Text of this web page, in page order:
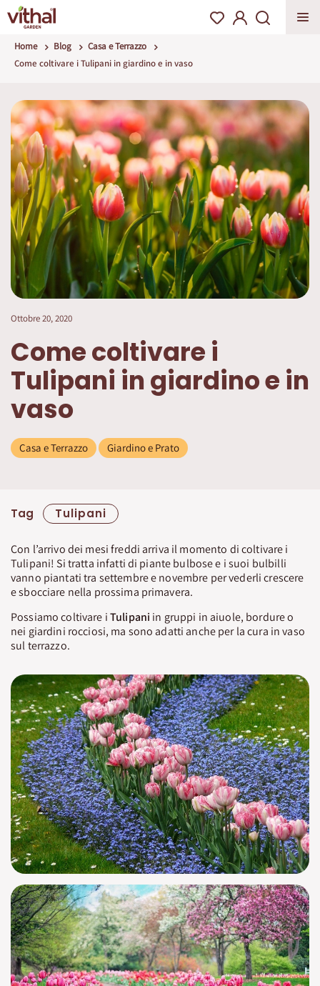
Home Blog
Casa e Terrazzo
Come coltivare i Tulipani in giardino e in vaso
Ottobre 20, 2020
Come coltivare i
Tulipani in giardino e in
vaso
Casa e Terrazzo Giardino e Prato
Tag Tulipani
Con l’arrivo dei mesi freddi arriva il momento di coltivare i
Tulipani! Si tratta infatti di piante bulbose e i suoi bulbilli
vanno piantati tra settembre e novembre per vederli crescere
e sbocciare nella prossima primavera.
Possiamo coltivare iTulipani in gruppi in aiuole, bordure o
nei giardini rocciosi, ma sono adatti anche per la cura in vaso
sul terrazzo.